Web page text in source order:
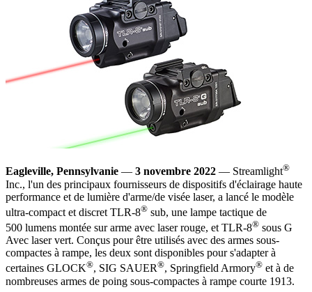
Eagleville, Pennsylvanie — 3 novembre 2022 — Streamlight®
Inc., l'un des principaux fournisseurs de dispositifs d'éclairage haute
performance et de lumière d'arme/de visée laser, a lancé le modèle
ultra-compact et discret TLR-8® sub, une lampe tactique de
500 lumens montée sur arme avec laser rouge, et TLR-8® sous G
Avec laser vert. Conçus pour être utilisés avec des armes sous-
compactes à rampe, les deux sont disponibles pour s'adapter à
certaines GLOCK®, SIG SAUER®, Springfield Armory® et à de
nombreuses armes de poing sous-compactes à rampe courte 1913.